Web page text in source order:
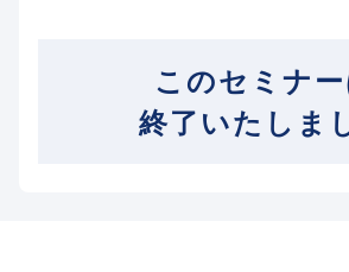
このセミナー
終了いたしま